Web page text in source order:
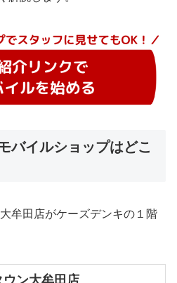
バイルショップはどこ
牟田店がケーズデンキの１階
ン大牟田店